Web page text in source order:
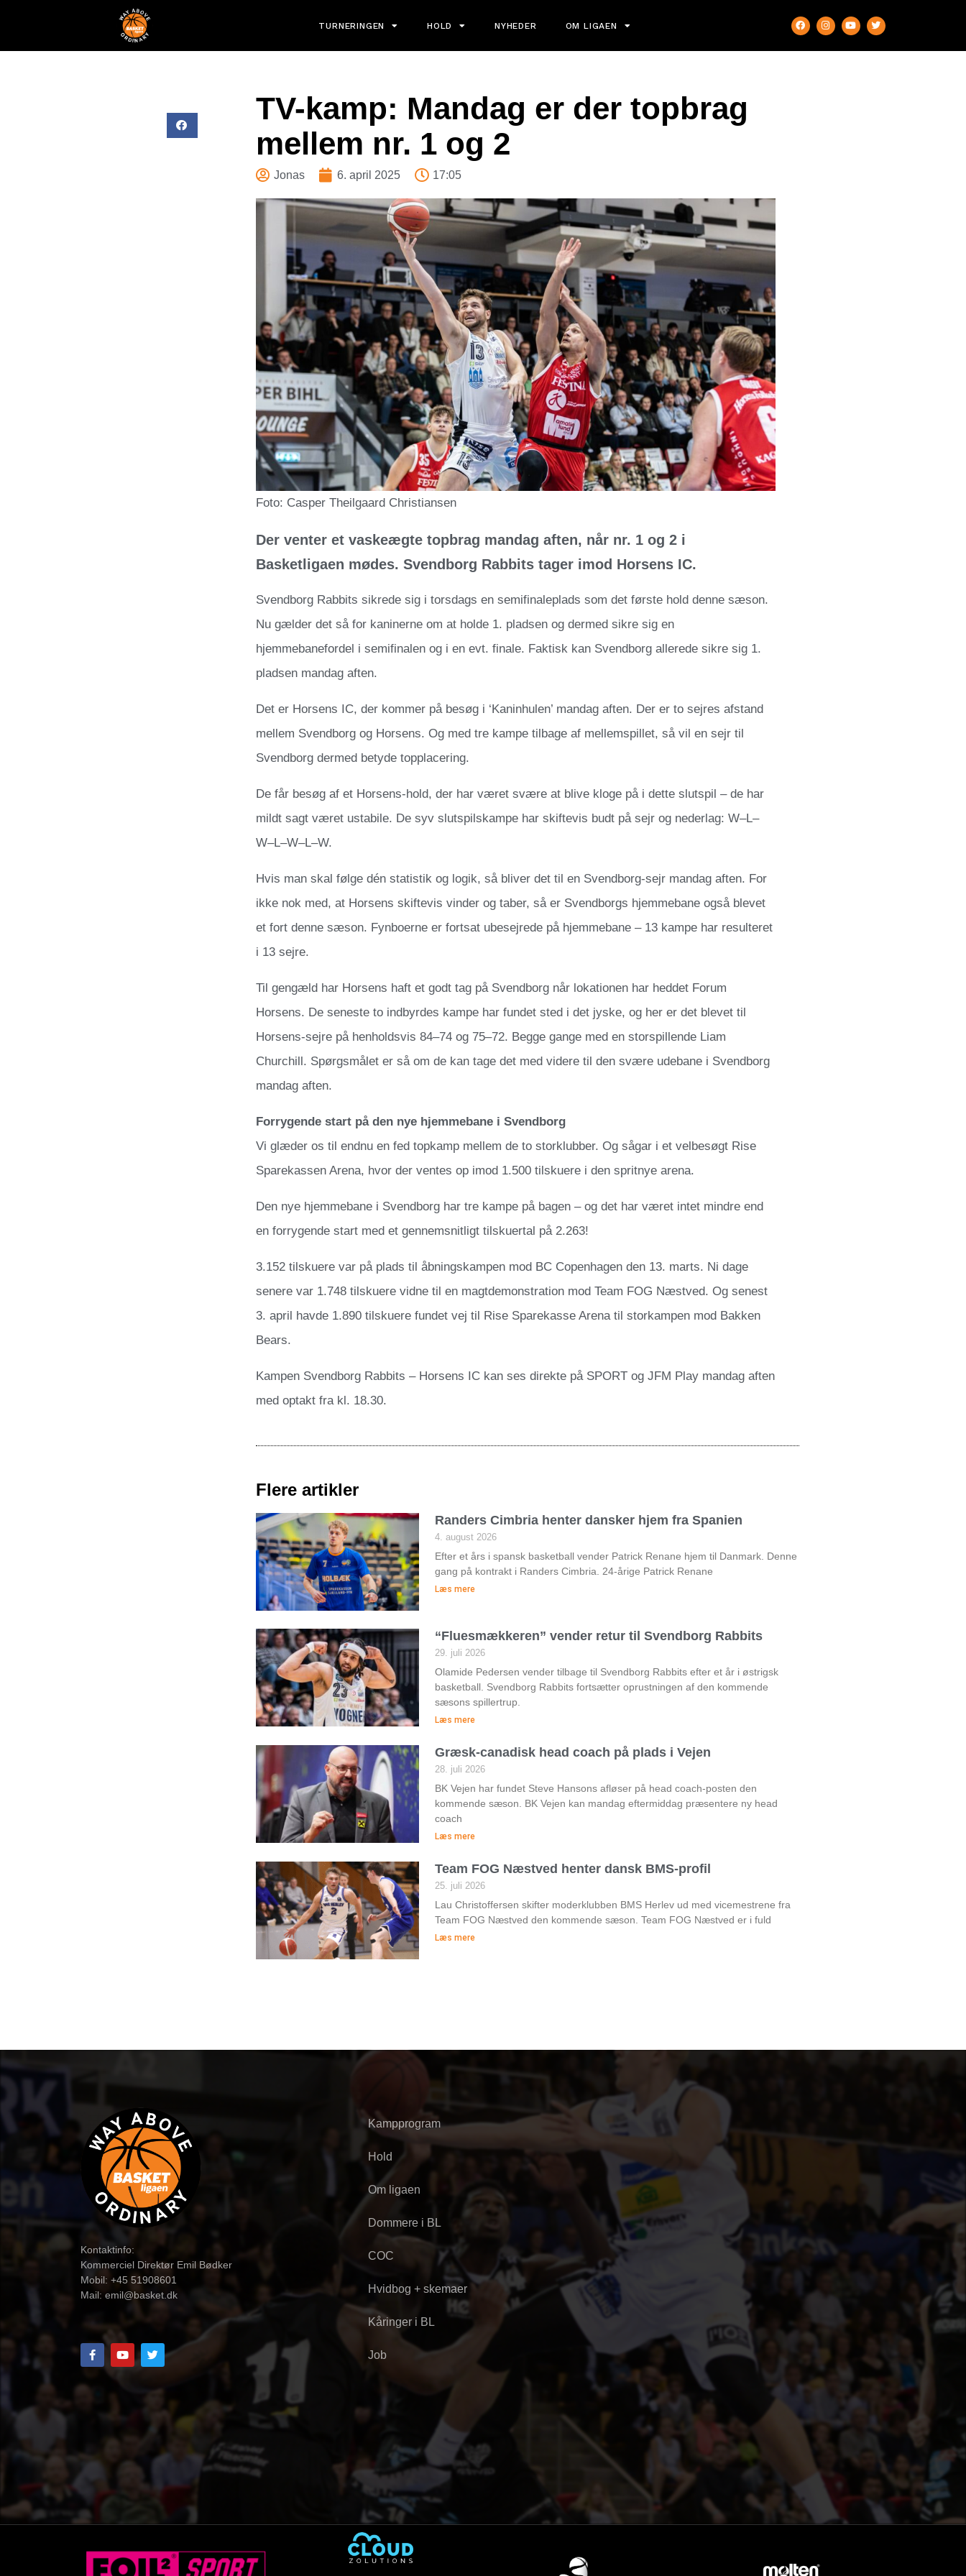
TURNERINGEN HOLD NYHEDER OM LIGAEN
TV-kamp: Mandag er der topbrag
mellem nr. 1 og 2
Jonas 6. april 2025 17:05
Foto: Casper Theilgaard Christiansen
Der venter et vaskeægte topbrag mandag aften, når nr. 1 og 2 i
Basketligaen mødes. Svendborg Rabbits tager imod Horsens IC.
Svendborg Rabbits sikrede sig i torsdags en semifinaleplads som det første hold denne sæson.
Nu gælder det så for kaninerne om at holde 1. pladsen og dermed sikre sig en
hjemmebanefordel i semifinalen og i en evt. finale. Faktisk kan Svendborg allerede sikre sig 1.
pladsen mandag aften.
Det er Horsens IC, der kommer på besøg i ‘Kaninhulen’ mandag aften. Der er to sejres afstand
mellem Svendborg og Horsens. Og med tre kampe tilbage af mellemspillet, så vil en sejr til
Svendborg dermed betyde topplacering.
De får besøg af et Horsens-hold, der har været svære at blive kloge på i dette slutspil – de har
mildt sagt været ustabile. De syv slutspilskampe har skiftevis budt på sejr og nederlag: W–L–
W–L–W–L–W.
Hvis man skal følge dén statistik og logik, så bliver det til en Svendborg-sejr mandag aften. For
ikke nok med, at Horsens skiftevis vinder og taber, så er Svendborgs hjemmebane også blevet
et fort denne sæson. Fynboerne er fortsat ubesejrede på hjemmebane – 13 kampe har resulteret
i 13 sejre.
Til gengæld har Horsens haft et godt tag på Svendborg når lokationen har heddet Forum
Horsens. De seneste to indbyrdes kampe har fundet sted i det jyske, og her er det blevet til
Horsens-sejre på henholdsvis 84–74 og 75–72. Begge gange med en storspillende Liam
Churchill. Spørgsmålet er så om de kan tage det med videre til den svære udebane i Svendborg
mandag aften.
Forrygende start på den nye hjemmebane i Svendborg
Vi glæder os til endnu en fed topkamp mellem de to storklubber. Og sågar i et velbesøgt Rise
Sparekassen Arena, hvor der ventes op imod 1.500 tilskuere i den spritnye arena.
Den nye hjemmebane i Svendborg har tre kampe på bagen – og det har været intet mindre end
en forrygende start med et gennemsnitligt tilskuertal på 2.263!
3.152 tilskuere var på plads til åbningskampen mod BC Copenhagen den 13. marts. Ni dage
senere var 1.748 tilskuere vidne til en magtdemonstration mod Team FOG Næstved. Og senest
3. april havde 1.890 tilskuere fundet vej til Rise Sparekasse Arena til storkampen mod Bakken
Bears.
Kampen Svendborg Rabbits – Horsens IC kan ses direkte på SPORT og JFM Play mandag aften
med optakt fra kl. 18.30.
Flere artikler
Randers Cimbria henter dansker hjem fra Spanien
4. august 2026
Efter et års i spansk basketball vender Patrick Renane hjem til Danmark. Denne
gang på kontrakt i Randers Cimbria. 24-årige Patrick Renane
Læs mere
“Fluesmækkeren” vender retur til Svendborg Rabbits
29. juli 2026
Olamide Pedersen vender tilbage til Svendborg Rabbits efter et år i østrigsk
basketball. Svendborg Rabbits fortsætter oprustningen af den kommende
sæsons spillertrup.
Læs mere
Græsk-canadisk head coach på plads i Vejen
28. juli 2026
BK Vejen har fundet Steve Hansons afløser på head coach-posten den
kommende sæson. BK Vejen kan mandag eftermiddag præsentere ny head
coach
Læs mere
Team FOG Næstved henter dansk BMS-profil
25. juli 2026
Lau Christoffersen skifter moderklubben BMS Herlev ud med vicemestrene fra
Team FOG Næstved den kommende sæson. Team FOG Næstved er i fuld
Læs mere
Kontaktinfo:
Kommerciel Direktør Emil Bødker
Mobil: +45 51908601
Mail: emil@basket.dk
Kampprogram
Hold
Om ligaen
Dommere i BL
COC
Hvidbog + skemaer
Kåringer i BL
Job